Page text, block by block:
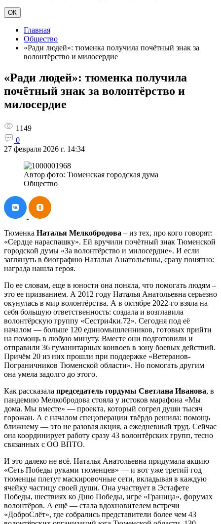
ОК
Главная
Общество
«Ради людей»: тюменка получила почётный знак за
волонтёрство и милосердие
«Ради людей»: тюменка получила
почётный знак за волонтёрство и
милосердие
1149
0
27 февраля 2026 г. 14:34
Автор фото: Тюменская городская дума
Общество
Тюменка Наталья Мелкобродова – из тех, про кого говорят:
«Сердце нараспашку». Ей вручили почётный знак Тюменской
городской думы «За волонтёрство и милосердие». И если
заглянуть в биографию Натальи Анатольевны, сразу понятно:
награда нашла героя.
По ее словам, еще в юности она поняла, что помогать людям –
это ее призванием. А 2012 году Наталья Анатольевна серьезно
окунулась в мир волонтёрства. А в октябре 2022-го взяла на
себя большую ответственность: создала и возглавила
волонтёрскую группу «Сестри4ки.72». Сегодня под её
началом — больше 120 единомышленников, готовых прийти
на помощь в любую минуту. Вместе они подготовили и
отправили 36 гуманитарных конвоев в зону боевых действий.
Причём 20 из них прошли при поддержке «Ветеранов-
Пограничников Тюменской области». Но помогать другим
она умела задолго до этого.
Как рассказала председатель гордумы Светлана Иванова, в
пандемию Мелкобродова стояла у истоков марафона «Мы
дома. Мы вместе» — проекта, который согрел души тысяч
горожан. А с началом спецоперации твёрдо решила: помощь
ближнему — это не разовая акция, а ежедневный труд. Сейчас
она координирует работу сразу 43 волонтёрских групп, тесно
связанных с ОО ВПТО.
И это далеко не всё. Наталья Анатольевна придумала акцию
«Сеть Победы руками тюменцев» — и вот уже третий год
тюменцы плетут маскировочные сети, вкладывая в каждую
ячейку частицу своей души. Она участвует в Эстафете
Победы, шествиях ко Дню Победы, игре «Граница», форумах
волонтёров. А ещё — стала вдохновителем встречи
«ДоброСлёт», где собрались представители более чем 43